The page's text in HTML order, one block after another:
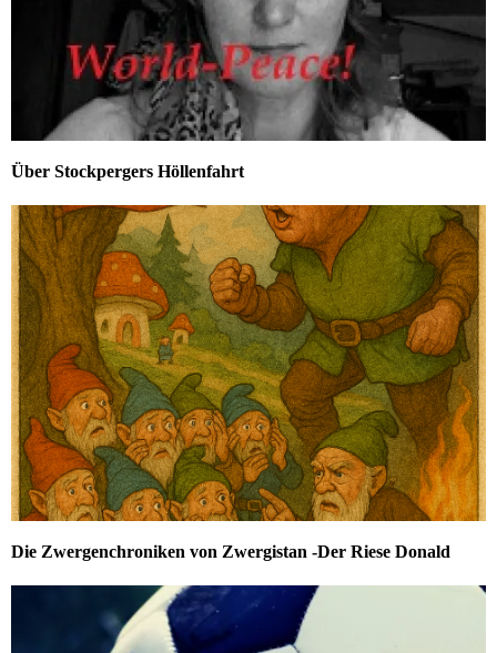
Über Stockpergers Höllenfahrt
Die Zwergenchroniken von Zwergistan -Der Riese Donald